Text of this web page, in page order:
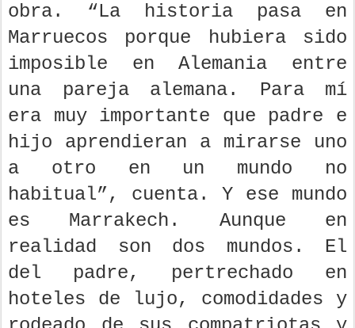
obra. “La historia pasa en
Marruecos porque hubiera sido
imposible en Alemania entre
una pareja alemana. Para mí
era muy importante que padre e
hijo aprendieran a mirarse uno
a otro en un mundo no
habitual”, cuenta. Y ese mundo
es Marrakech. Aunque en
realidad son dos mundos. El
del padre, pertrechado en
hoteles de lujo, comodidades y